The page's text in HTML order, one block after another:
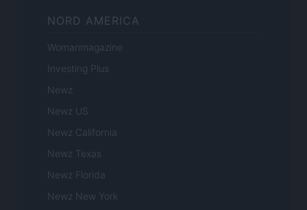
NORD AMERICA
Womanmagazine
Investing Plus
Newz
Newz US
Newz California
Newz Texas
Newz Florida
Newz New York